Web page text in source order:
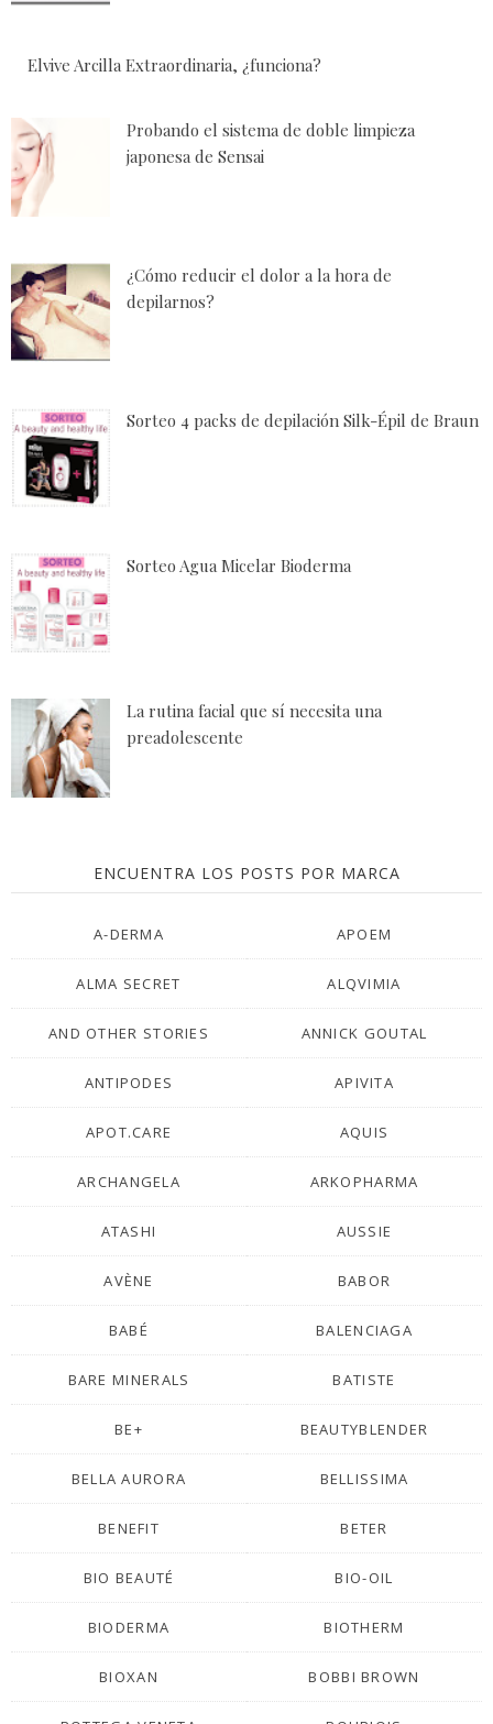
Elvive Arcilla Extraordinaria, ¿funciona?
Probando el sistema de doble limpieza
japonesa de Sensai
¿Cómo reducir el dolor a la hora de
depilarnos?
Sorteo 4 packs de depilación Silk-Épil de Braun
Sorteo Agua Micelar Bioderma
La rutina facial que sí necesita una
preadolescente
ENCUENTRA LOS POSTS POR MARCA
A-DERMA APOEM
ALMA SECRET ALQVIMIA
AND OTHER STORIES ANNICK GOUTAL
ANTIPODES APIVITA
APOT.CARE AQUIS
ARCHANGELA ARKOPHARMA
ATASHI AUSSIE
AVÈNE BABOR
BABÉ BALENCIAGA
BARE MINERALS BATISTE
BE+ BEAUTYBLENDER
BELLA AURORA BELLISSIMA
BENEFIT BETER
BIO BEAUTÉ BIO-OIL
BIODERMA BIOTHERM
BIOXAN BOBBI BROWN